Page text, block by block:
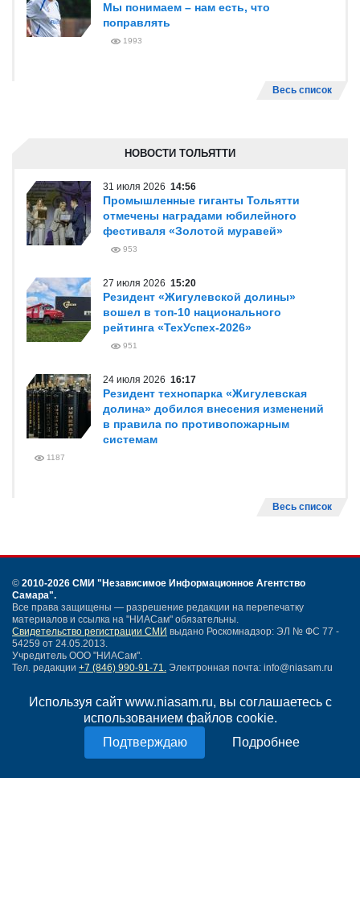
Используя сайт www.niasam.ru, вы соглашаетесь с
использованием файлов cookie.
Подробнее
Мы понимаем – нам есть, что
поправлять
1993
Весь список
НОВОСТИ ТОЛЬЯТТИ
31 июля 2026 14:56
Промышленные гиганты Тольятти
отмечены наградами юбилейного
фестиваля «Золотой муравей»
953
27 июля 2026 15:20
Резидент «Жигулевской долины»
вошел в топ-10 национального
рейтинга «ТехУспех-2026»
951
24 июля 2026 16:17
Резидент технопарка «Жигулевская
долина» добился внесения изменений
в правила по противопожарным
системам
1187
Весь список
© 2010-2026 СМИ "Независимое Информационное Агентство
Самара".
Все права защищены — разрешение редакции на перепечатку
материалов и ссылка на "НИАСам" обязательны.
Свидетельство регистрации СМИ выдано Роскомнадзор: ЭЛ № ФС 77 -
54259 от 24.05.2013.
Учредитель ООО "НИАСам".
Тел. редакции +7 (846) 990-91-71. Электронная почта: info@niasam.ru
Карта сайта
Нашли ошибку?
Политика конфиденциальности
Согласие на обработку персональных данных